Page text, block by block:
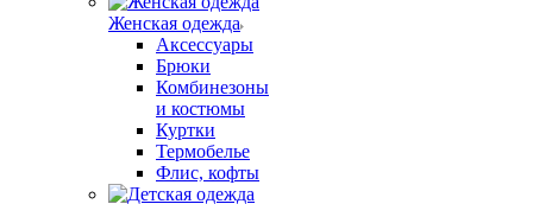
Женская одежда
Аксессуары
Брюки
Комбинезоны
и костюмы
Куртки
Термобелье
Флис, кофты